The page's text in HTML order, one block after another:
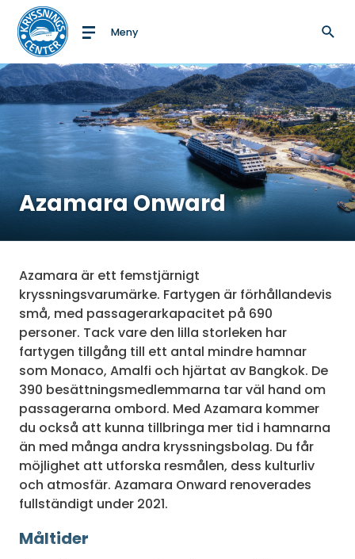
Till startsidan
Meny
Azamara Onward
Azamara är ett femstjärnigt
kryssningsvarumärke. Fartygen är förhållandevis
små, med passagerarkapacitet på 690
personer. Tack vare den lilla storleken har
fartygen tillgång till ett antal mindre hamnar
som Monaco, Amalfi och hjärtat av Bangkok. De
390 besättningsmedlemmarna tar väl hand om
passagerarna ombord. Med Azamara kommer
du också att kunna tillbringa mer tid i hamnarna
än med många andra kryssningsbolag. Du får
möjlighet att utforska resmålen, dess kulturliv
och atmosfär. Azamara Onward renoverades
fullständigt under 2021.
Måltider